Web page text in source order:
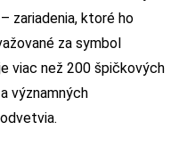
zariadenia, ktoré ho
za symbol
viac než 200 špičkových
významných